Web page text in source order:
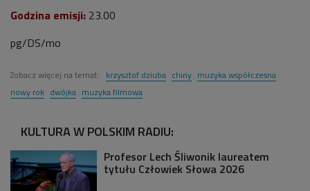
Godzina emisji: 23.00
pg/DS/mo
Zobacz więcej na temat: krzysztof dziuba chiny muzyka współczesna
nowy rok dwójka muzyka filmowa
KULTURA W POLSKIM RADIU:
Profesor Lech Śliwonik laureatem
tytułu Człowiek Słowa 2026